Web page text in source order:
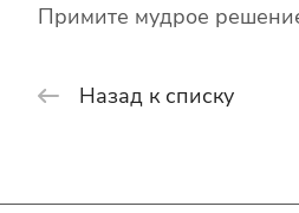
Примите мудрое
Назад к списку